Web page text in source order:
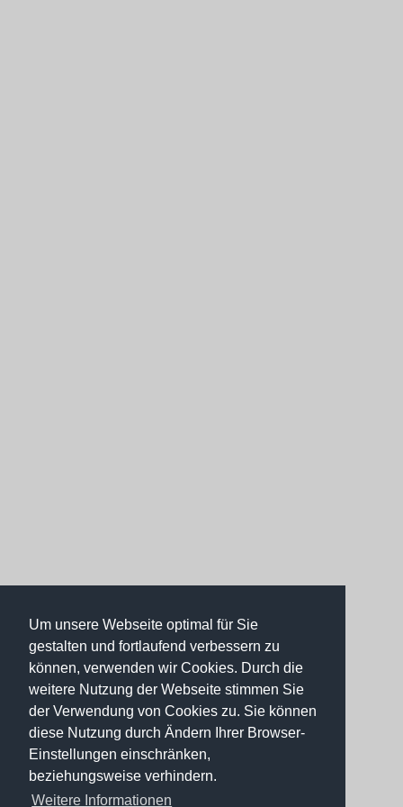
Um unsere Webseite optimal für Sie
gestalten und fortlaufend verbessern zu
können, verwenden wir Cookies. Durch die
weitere Nutzung der Webseite stimmen Sie
der Verwendung von Cookies zu. Sie können
diese Nutzung durch Ändern Ihrer Browser-
Einstellungen einschränken,
beziehungsweise verhindern.
Weitere Informationen